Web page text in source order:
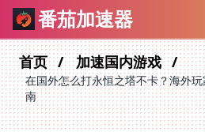
番茄加速器
首页 加速国内游戏
在国外怎么打永恒之塔不卡？海外
南